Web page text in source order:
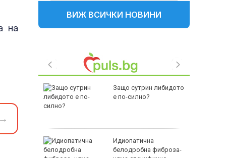
на
ВИЖ ВСИЧКИ НОВИНИ
с
Защо сутрин либидото
е по-силно?
Идиопатична
белодробна фиброза-